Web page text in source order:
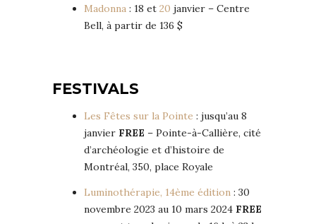
Madonna : 18 et 20 janvier – Centre
Bell, à partir de 136 $
FESTIVALS
Les Fêtes sur la Pointe : jusqu’au 8
janvier FREE – Pointe-à-Callière, cité
d’archéologie et d’histoire de
Montréal, 350, place Royale
Luminothérapie, 14ème édition : 30
novembre 2023 au 10 mars 2024 FREE